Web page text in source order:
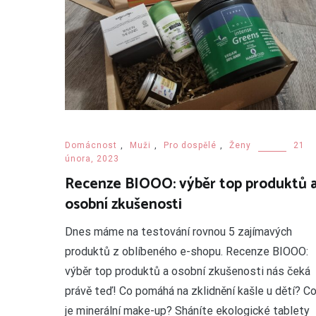
Domácnost Muži Pro dospělé Ženy
21
února, 2023
Recenze BIOOO: výběr top produktů
osobní zkušenosti
Dnes máme na testování rovnou 5 zajímavých
produktů z oblíbeného e-shopu. Recenze BIOOO:
výběr top produktů a osobní zkušenosti nás čeká
právě teď! Co pomáhá na zklidnění kašle u dětí? Co
je minerální make-up? Sháníte ekologické tablety